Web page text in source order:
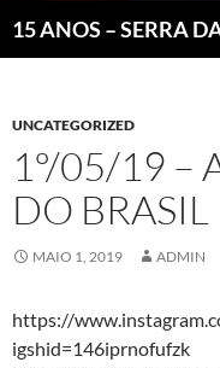
UNCATEGORIZED
1º/05/19 –
DO BRASIL
MAIO 1, 2019 ADMIN
https://
igshid=146iprnofufzk